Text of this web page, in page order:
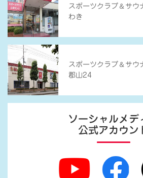
スポーツクラブ ＆ サウ
わき
スポーツクラブ ＆ サウ
郡山24
ソーシャルメデ
公式アカウン